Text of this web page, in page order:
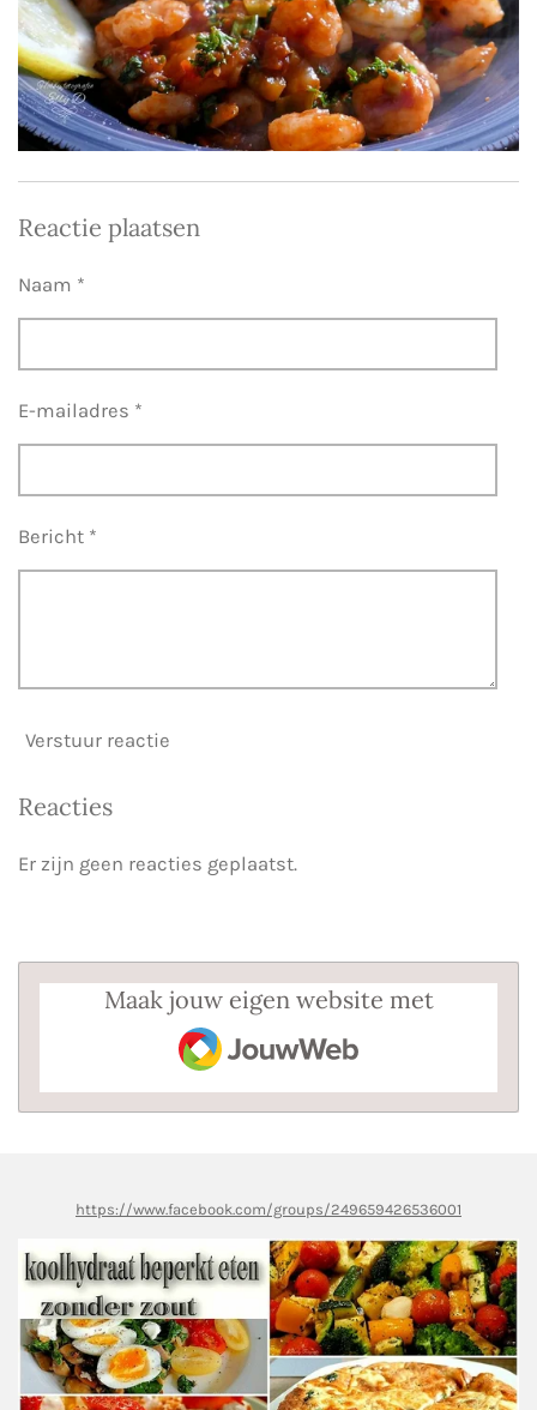
Reactie plaatsen
Naam *
E-mailadres *
Bericht *
Verstuur reactie
Reacties
Er zijn geen reacties geplaatst.
Maak jouw eigen website met
JouwWeb
https://www.facebook.com/groups/249659426536001